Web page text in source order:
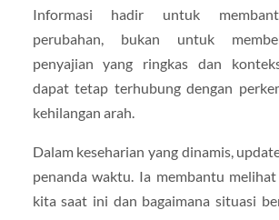
Informasi hadir untuk
perubahan, bukan untuk
penyajian yang ringkas dan
dapat tetap terhubung dengan
kehilangan arah.
Dalam keseharian yang dinamis,
penanda waktu. Ia membantu
kita saat ini dan bagaimana situasi